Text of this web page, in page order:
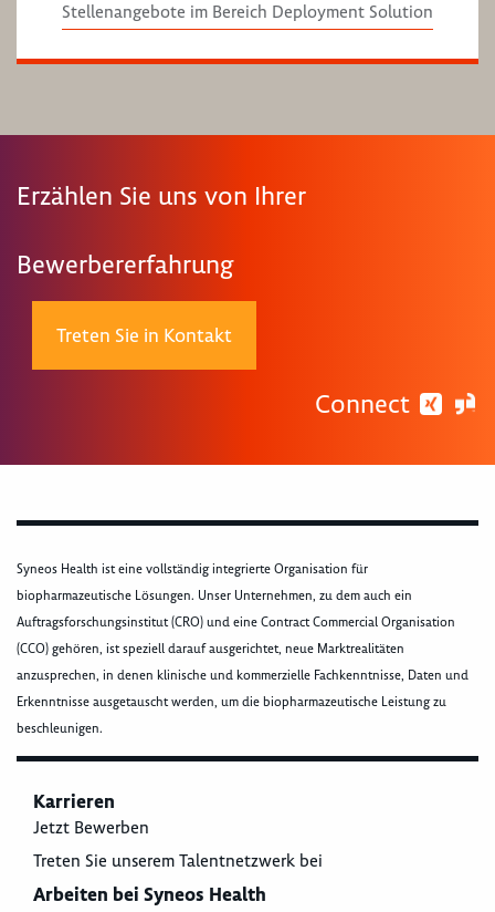
Stellenangebote im Bereich Deployment Solution
Erzählen Sie uns von Ihrer
Bewerbererfahrung
Treten Sie in Kontakt
Connect
Syneos Health ist eine vollständig integrierte Organisation für
biopharmazeutische Lösungen. Unser Unternehmen, zu dem auch ein
Auftragsforschungsinstitut (CRO) und eine Contract Commercial Organisation
(CCO) gehören, ist speziell darauf ausgerichtet, neue Marktrealitäten
anzusprechen, in denen klinische und kommerzielle Fachkenntnisse, Daten und
Erkenntnisse ausgetauscht werden, um die biopharmazeutische Leistung zu
beschleunigen.
Karrieren
Jetzt Bewerben
Treten Sie unserem Talentnetzwerk bei
Arbeiten bei Syneos Health